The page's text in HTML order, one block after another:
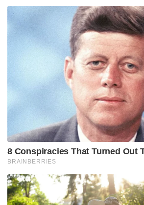
8 Conspiracies That Turned Out
BRAINBERRIES